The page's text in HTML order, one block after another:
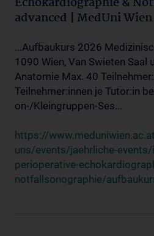
advanced | MedUni Wien
...Aufbaukurs 2026
1090 Wien, Van Swieten Saal
Anatomie Max. 40
Teilnehmer:innen je Tutor:in
on-/Kleingruppen-Ses...
https://
uns/events/jaehrliche-
perioperative-
notfallsonographie/